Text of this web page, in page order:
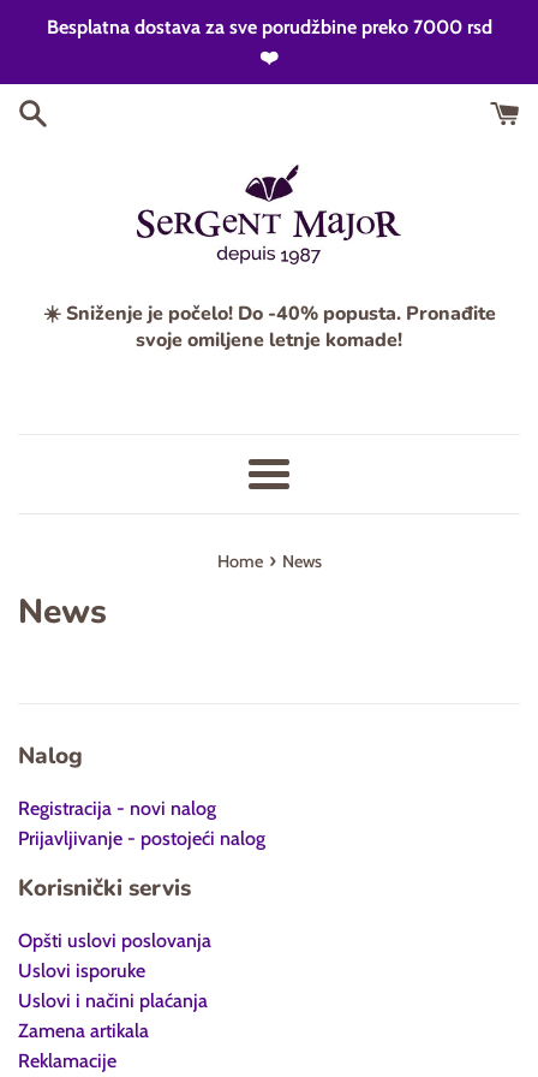
Besplatna dostava za sve porudžbine preko 7000 rsd
❤️
☀️ Sniženje je počelo! Do -40% popusta. Pronađite
svoje omiljene letnje komade!
Meni
Home › News
News
Nalog
Registracija - novi nalog
Prijavljivanje - postojeći nalog
Korisnički servis
Opšti uslovi poslovanja
Uslovi isporuke
Uslovi i načini plaćanja
Zamena artikala
Reklamacije